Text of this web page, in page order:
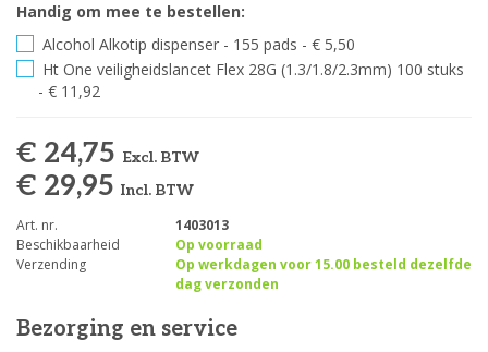
Handig om mee te bestellen:
Alcohol Alkotip dispenser - 155 pads - € 5,50
Ht One veiligheidslancet Flex 28G (1.3/1.8/2.3mm) 100 stuks
- € 11,92
€ 24,75 Excl. BTW
€ 29,95 Incl. BTW
Art. nr.
1403013
Beschikbaarheid
Op voorraad
Verzending
Op werkdagen voor 15.00 besteld dezelfde
dag verzonden
Bezorging en service